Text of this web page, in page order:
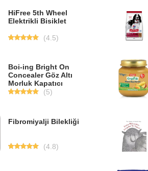
HiFree 5th Wheel
Elektrikli Bisiklet
(4.5)
Boi-ing Bright On
Concealer Göz Altı
Morluk Kapatıcı
(5)
Fibromiyalji Bilekliği
(4.8)